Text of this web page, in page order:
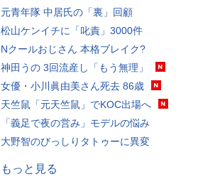
元青年隊 中居氏の「裏」回顧
松山ケンイチに「叱責」3000件
Nクールおじさん 本格ブレイク?
神田うの 3回流産し「もう無理」
女優・小川眞由美さん死去 86歳
天竺鼠「元天竺鼠」でKOC出場へ
「義足で夜の営み」モデルの悩み
大野智のびっしりタトゥーに異変
もっと見る